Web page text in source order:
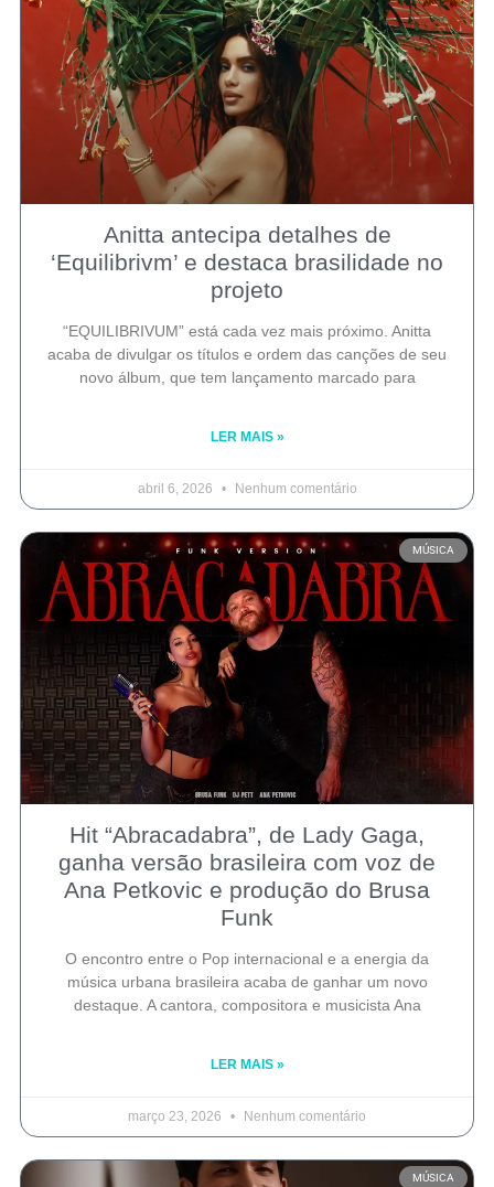
Anitta antecipa detalhes de
‘Equilibrivm’ e destaca brasilidade no
projeto
“EQUILIBRIVUM” está cada vez mais próximo. Anitta
acaba de divulgar os títulos e ordem das canções de seu
novo álbum, que tem lançamento marcado para
LER MAIS »
abril 6, 2026 Nenhum comentário
MÚSICA
Hit “Abracadabra”, de Lady Gaga,
ganha versão brasileira com voz de
Ana Petkovic e produção do Brusa
Funk
O encontro entre o Pop internacional e a energia da
música urbana brasileira acaba de ganhar um novo
destaque. A cantora, compositora e musicista Ana
LER MAIS »
março 23, 2026 Nenhum comentário
MÚSICA